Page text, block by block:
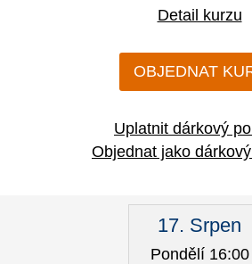
Detail kurzu
OBJEDNAT
Uplatnit dárkový
Objednat jako
17. Srpen
Pondělí 16:00